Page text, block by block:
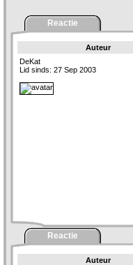
Reactie
Auteur
DeKat
Lid sinds: 27 Sep 2003
Reactie
Auteur